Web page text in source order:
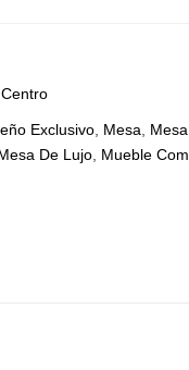
Exclusivo Mesa
De Lujo Mueble